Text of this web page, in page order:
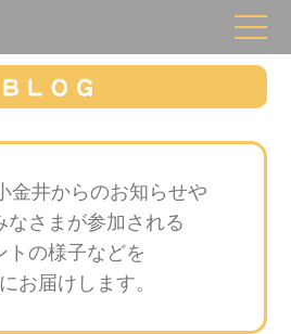
金井からのお知らせや
なさまが参加される
トの様子などを
お届けします。